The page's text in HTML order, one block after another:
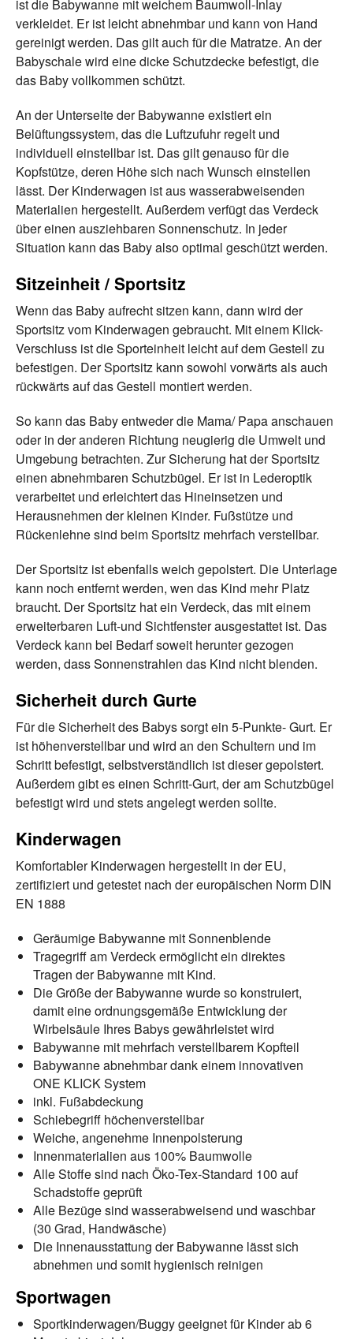
ist die Babywanne mit weichem Baumwoll-Inlay
verkleidet. Er ist leicht abnehmbar und kann von Hand
gereinigt werden. Das gilt auch für die Matratze. An der
Babyschale wird eine dicke Schutzdecke befestigt, die
das Baby vollkommen schützt.
An der Unterseite der Babywanne existiert ein
Belüftungssystem, das die Luftzufuhr regelt und
individuell einstellbar ist. Das gilt genauso für die
Kopfstütze, deren Höhe sich nach Wunsch einstellen
lässt. Der Kinderwagen ist aus wasserabweisenden
Materialien hergestellt. Außerdem verfügt das Verdeck
über einen ausziehbaren Sonnenschutz. In jeder
Situation kann das Baby also optimal geschützt werden.
Sitzeinheit / Sportsitz
Wenn das Baby aufrecht sitzen kann, dann wird der
Sportsitz vom Kinderwagen gebraucht. Mit einem Klick-
Verschluss ist die Sporteinheit leicht auf dem Gestell zu
befestigen. Der Sportsitz kann sowohl vorwärts als auch
rückwärts auf das Gestell montiert werden.
So kann das Baby entweder die Mama/ Papa anschauen
oder in der anderen Richtung neugierig die Umwelt und
Umgebung betrachten. Zur Sicherung hat der Sportsitz
einen abnehmbaren Schutzbügel. Er ist in Lederoptik
verarbeitet und erleichtert das Hineinsetzen und
Herausnehmen der kleinen Kinder. Fußstütze und
Rückenlehne sind beim Sportsitz mehrfach verstellbar.
Der Sportsitz ist ebenfalls weich gepolstert. Die Unterlage
kann noch entfernt werden, wen das Kind mehr Platz
braucht. Der Sportsitz hat ein Verdeck, das mit einem
erweiterbaren Luft-und Sichtfenster ausgestattet ist. Das
Verdeck kann bei Bedarf soweit herunter gezogen
werden, dass Sonnenstrahlen das Kind nicht blenden.
Sicherheit durch Gurte
Für die Sicherheit des Babys sorgt ein 5-Punkte- Gurt. Er
ist höhenverstellbar und wird an den Schultern und im
Schritt befestigt, selbstverständlich ist dieser gepolstert.
Außerdem gibt es einen Schritt-Gurt, der am Schutzbügel
befestigt wird und stets angelegt werden sollte.
Kinderwagen
Komfortabler Kinderwagen hergestellt in der EU,
zertifiziert und getestet nach der europäischen Norm DIN
EN 1888
Geräumige Babywanne mit Sonnenblende
Tragegriff am Verdeck ermöglicht ein direktes
Tragen der Babywanne mit Kind.
Die Größe der Babywanne wurde so konstruiert,
damit eine ordnungsgemäße Entwicklung der
Wirbelsäule Ihres Babys gewährleistet wird
Babywanne mit mehrfach verstellbarem Kopfteil
Babywanne abnehmbar dank einem innovativen
ONE KLICK System
inkl. Fußabdeckung
Schiebegriff höchenverstellbar
Weiche, angenehme Innenpolsterung
Innenmaterialien aus 100% Baumwolle
Alle Stoffe sind nach Öko-Tex-Standard 100 auf
Schadstoffe geprüft
Alle Bezüge sind wasserabweisend und waschbar
(30 Grad, Handwäsche)
Die Innenausstattung der Babywanne lässt sich
abnehmen und somit hygienisch reinigen
Sportwagen
Sportkinderwagen/Buggy geeignet für Kinder ab 6